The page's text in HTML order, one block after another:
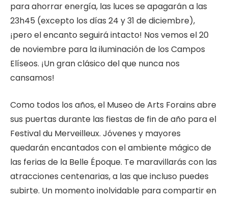
para ahorrar energía, las luces se apagarán a las
23h45 (excepto los días 24 y 31 de diciembre),
¡pero el encanto seguirá intacto! Nos vemos el 20
de noviembre para la iluminación de los Campos
Elíseos. ¡Un gran clásico del que nunca nos
cansamos!
Como todos los años, el Museo de Arts Forains abre
sus puertas durante las fiestas de fin de año para el
Festival du Merveilleux. Jóvenes y mayores
quedarán encantados con el ambiente mágico de
las ferias de la Belle Époque. Te maravillarás con las
atracciones centenarias, a las que incluso puedes
subirte. Un momento inolvidable para compartir en